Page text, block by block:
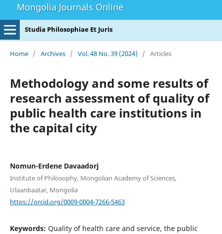
Mongolia Journals Online
Studia Philosophiae Et Juris
Home / Archives / Vol. 48 No. 39 (2024) / Articles
Methodology and some results of
research assessment of quality of
public health care institutions in
the capital city
Nomun-Erdene Davaadorj
Institute of Philosophy, Mongolian Academy of Sciences,
Ulaanbaatar, Mongolia
https://orcid.org/0009-0004-7266-5463
Keywords: Quality of health care and service, the public